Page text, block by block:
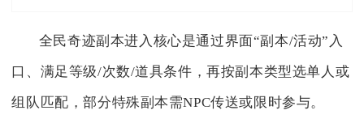
全民奇迹副本进入核心是通过界面“副本/活动”入
口、满足等级/次数/道具条件，再按副本类型选单人或
组队匹配，部分特殊副本需NPC传送或限时参与。